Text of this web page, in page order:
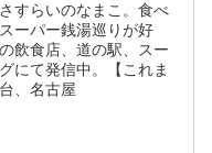
すらいのなまこ。食べ
ーパー銭湯巡りが好
飲食店、道の駅、スー
にて発信中。【これま
、名古屋